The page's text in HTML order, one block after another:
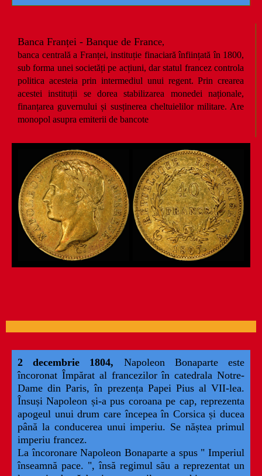
Banca Franței - Banque de France,
banca centrală a Franței, instituție finaciară înființată în 1800,
sub forma unei societăți pe acțiuni, dar statul francez controla
politica acesteia prin intermediul unui regent. Prin crearea
acestei instituții se dorea stabilizarea monedei naționale,
finanțarea guvernului și susținerea cheltuielilor militare. Are
monopol asupra emiterii de bancote
2 decembrie 1804, Napoleon Bonaparte este
încoronat Împărat al francezilor în catedrala Notre-
Dame din Paris, în prezența Papei Pius al VII-lea.
Însuși Napoleon și-a pus coroana pe cap, reprezenta
apogeul unui drum care începea în Corsica și ducea
până la conducerea unui imperiu. Se năștea primul
imperiu francez.
La încoronare Napoleon Bonaparte a spus " Imperiul
înseamnă pace. ", însă regimul său a reprezentat un